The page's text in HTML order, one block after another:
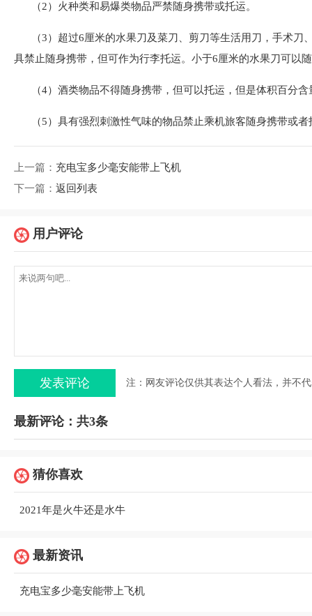
（2）火种类和易爆类物品严禁随身携带或托运。
（3）超过6厘米的水果刀及菜刀、剪刀等生活用刀，手术
具禁止随身携带，但可作为行李托运。小于6厘米的水果刀可以
（4）酒类物品不得随身携带，但可以托运，但是体积百分
（5）具有强烈刺激性气味的物品禁止乘机旅客随身携带或者
上一篇： 充电宝多少毫安能带上飞机
下一篇： 返回列表
用户评论
注：网友评论仅供其表达个人看法，并不
最新评论：共3条
猜你喜欢
2021年是火牛还是水牛
最新资讯
充电宝多少毫安能带上飞机